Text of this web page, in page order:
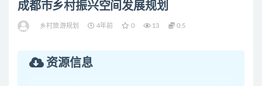
成都市乡村振兴空间发展规划
乡村旅游规划 4年前 0 13 0.5
资源信息